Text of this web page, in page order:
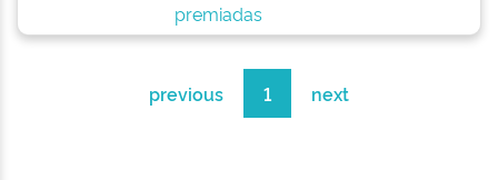
premiadas
previous 1 next